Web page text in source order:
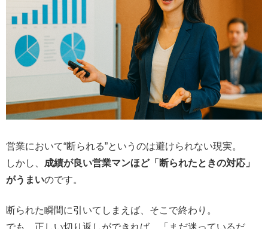
営業において“断られる”というのは避けられない現実。
しかし、 成績が良い営業マンほど「断られたときの対応」
がうまいのです。
断られた瞬間に引いてしまえば、そこで終わり。
でも、正しい切り返しができれば、「まだ迷っているだ